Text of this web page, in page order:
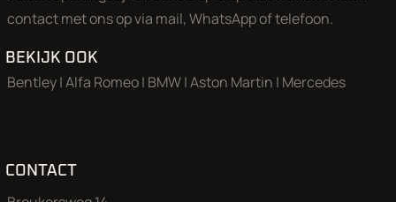
contact met ons op via mail, WhatsApp of telefoon.
BEKIJK OOK
Bentley|Alfa Romeo| BMW|Aston Martin | Mercedes
CONTACT